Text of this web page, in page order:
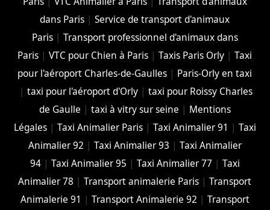
dans Paris |Service de transport d'animaux
Paris| Transport professionnel d'animaux dans
Paris |VTC pour Chien à Paris |Taxis Paris Orly |Taxi
pour l'aéroport Charles-de-Gaulles | Paris-Orly en taxi
|taxi pour l'aéroport d'Orly |taxi pour Roissy Charles
de Gaulle | taxi à vitry sur seine | Mentions
Légales| Taxi Animalier Paris| Taxi Animalier 91 | Taxi
Animalier 92 | Taxi Animalier 93 | Taxi Animalier
94| Taxi Animalier 95 | Taxi Animalier 77 | Taxi
Animalier 78 |Transport animalerie Paris |Transport
Animalerie 91 | Transport Animalerie 92 | Transport